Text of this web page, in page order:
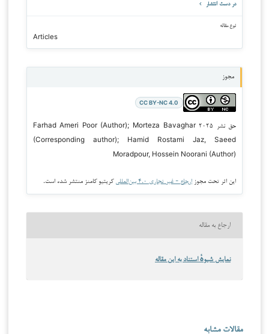
در دست انتشار
نوع مقاله
Articles
مجوز
CC BY-NC 4.0
حق نشر ۲۰۲۵ Farhad Ameri Poor (Author); Morteza Bavaghar
(Corresponding author); Hamid Rostami Jaz, Saeed
Moradpour, Hossein Noorani (Author)
این اثر تحت مجوز ارجاع - غیر تجاری ۴.۰ بین‌المللی کریتیو کامنز منتشر شده است.
ارجاع به مقاله
نمایش شیوهٔ استناد به این مقاله
مقالات مشابه